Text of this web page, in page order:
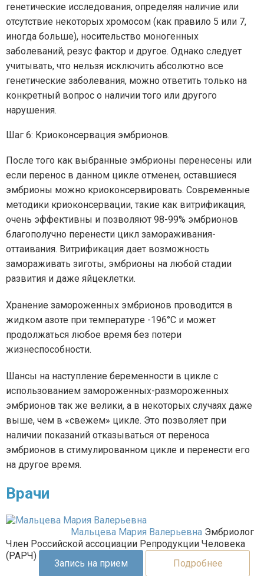
генетические исследования, определяя наличие или
отсутствие некоторых хромосом (как правило 5 или 7,
иногда больше), носительство моногенных
заболеваний, резус фактор и другое. Однако следует
учитывать, что нельзя исключить абсолютно все
генетические заболевания, можно ответить только на
конкретный вопрос о наличии того или другого
нарушения.
Шаг 6: Криоконсервация эмбрионов.
После того как выбранные эмбрионы перенесены или
если перенос в данном цикле отменен, оставшиеся
эмбрионы можно криоконсервировать. Современные
методики криоконсервации, такие как витрификация,
очень эффективны и позволяют 98-99% эмбрионов
благополучно перенести цикл замораживания-
оттаивания. Витрификация дает возможность
замораживать зиготы, эмбрионы на любой стадии
развития и даже яйцеклетки.
Хранение замороженных эмбрионов проводится в
жидком азоте при температуре -196°С и может
продолжаться любое время без потери
жизнеспособности.
Шансы на наступление беременности в цикле с
использованием замороженных-размороженных
эмбрионов так же велики, а в некоторых случаях даже
выше, чем в «свежем» цикле. Это позволяет при
наличии показаний отказываться от переноса
эмбрионов в стимулированном цикле и перенести его
на другое время.
Врачи
Мальцева Мария Валерьевна Эмбриолог
Член Российской ассоциации Репродукции Человека
(РАРЧ)
Запись на прием Подробнее